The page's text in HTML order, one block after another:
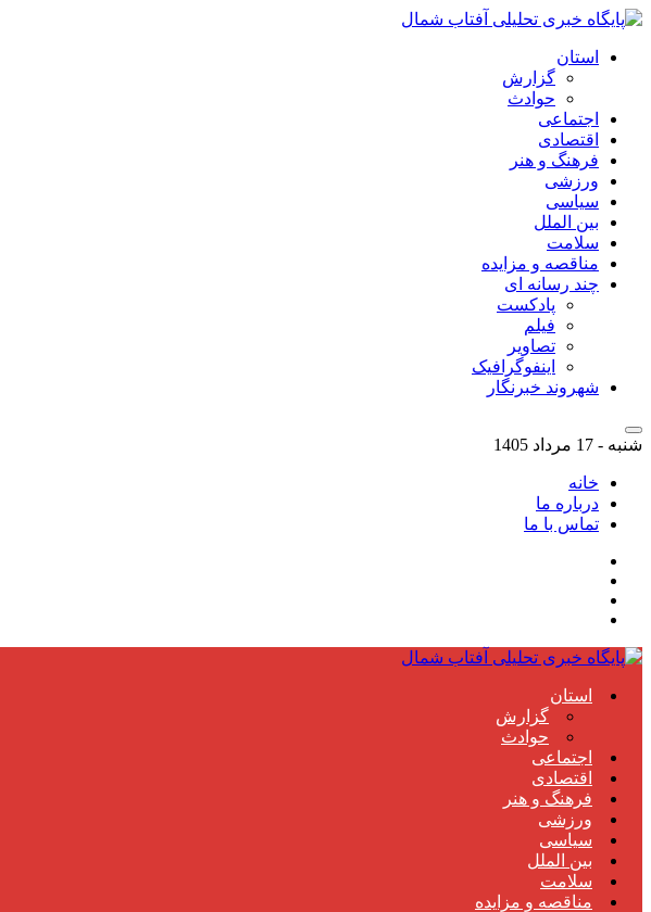
استان
گزارش
حوادث
اجتماعی
اقتصادی
فرهنگ و هنر
ورزشی
سیاسی
بین الملل
سلامت
مناقصه و مزایده
چند رسانه ای
پادکست
فیلم
تصاویر
اینفوگرافیک
شهروند خبرنگار
شنبه - 17 مرداد 1405
خانه
درباره ما
تماس با ما
استان
گزارش
حوادث
اجتماعی
اقتصادی
فرهنگ و هنر
ورزشی
سیاسی
بین الملل
سلامت
مناقصه و مزایده